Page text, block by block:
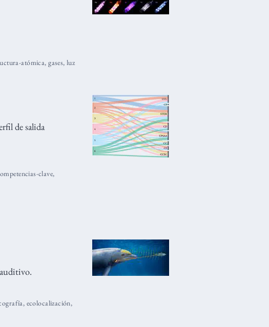
atómica,gases,luz
de salida
clave,
, ecolocalización,